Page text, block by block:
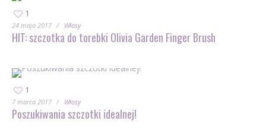
1
24 maja 2017 Włosy
HIT: szczotka do torebki Olivia Garden Finger Brush
1
7 marca 2017 Włosy
Poszukiwania szczotki idealnej!